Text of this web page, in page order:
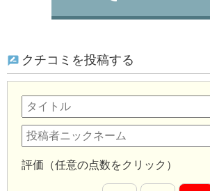
クチコミを投稿する
評価（任意の点数をクリック）